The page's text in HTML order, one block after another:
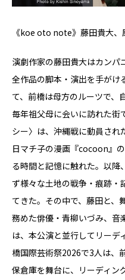
《koe oto note》藤田貴大
演劇作家の藤⽥貴⼤はカンパ
全作品の脚本・演出を⼿がけ
て、前橋は母⽅のルーツで、
毎年祖父母に会いに訪れた
シー〉は、沖縄戦に動員さ
⽇マチ⼦の漫画『cocoon』
る時間と記憶に触れた。以降
ず様々な⼟地の戦争・痕跡・
てきた。その中で、藤⽥と
務めた俳優・青柳いづみ、⾳
は、本公演と並⾏してリーデ
橋国際芸術祭2026で3人は、
保倉庫を舞台に、リーディ